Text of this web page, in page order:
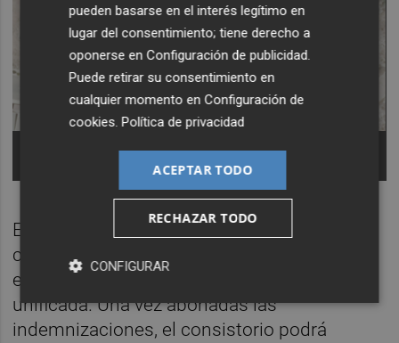
Superficie expropiada en Pont de Xàtiva, Alzira,
para la ampliación del barranco. -
El procedimiento elegido es el de tasación
conjunta, una fórmula legal que permite fijar
el valor de cada inmueble de forma
unificada. Una vez abonadas las
indemnizaciones, el consistorio podrá
pueden basarse en el interés legítimo en
lugar del consentimiento; tiene derecho a
oponerse enConfiguración de publicidad.
Puede retirar su consentimiento en
cualquier momento enConfiguración de
cookies.Política de privacidad
ACEPTAR TODO
RECHAZAR TODO
CONFIGURAR